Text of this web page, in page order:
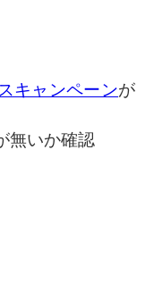
キャンペーンが
無いか確認